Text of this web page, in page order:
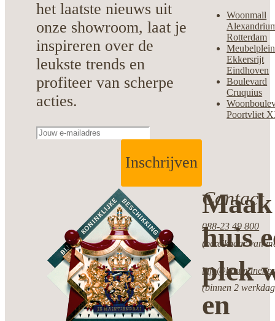
huis
plek
en
het laatste nieuws uit
onze showroom, laat je
inspireren over de
leukste trends en
profiteer van scherpe
acties.
Inschrijven
Contact
088-23 49 800
(bereikbaar van
(binnen 2
Woonmall
Rotterdam
Meubelplein
Ekkersrijt
Eindhoven
Boulevard
Cruquius
Poortvliet